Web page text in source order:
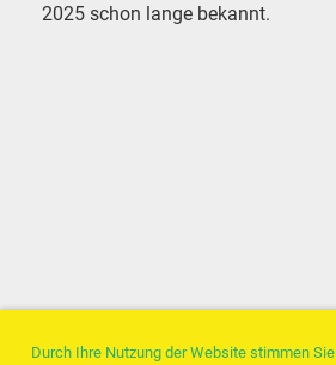
Durch Ihre Nutzung der Website stimmen Sie
2025 schon lange bekannt.